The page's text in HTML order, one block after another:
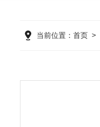
当前位置： 首页>